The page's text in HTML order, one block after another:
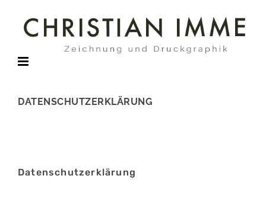
springen
DATENSCHUTZERKLÄRUNG
Datenschutz­erklärung